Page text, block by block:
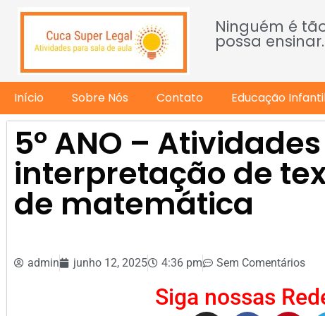
Ninguém é
possa ensinar.
Início Sobre Nós Contato Educação
5º ANO –
interpretação de
de matemática
admin junho 12, 2025 4:36 pm Sem Comentários
Siga nossas